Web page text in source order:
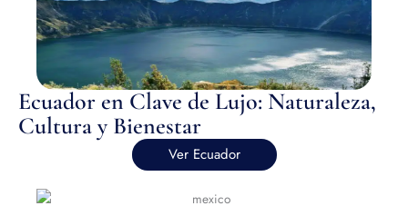
Ecuador en Clave de Lujo: Naturaleza,
Cultura y Bienestar
Ver Ecuador